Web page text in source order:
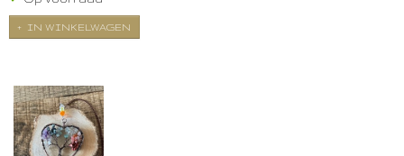
IN WINKELWAGEN